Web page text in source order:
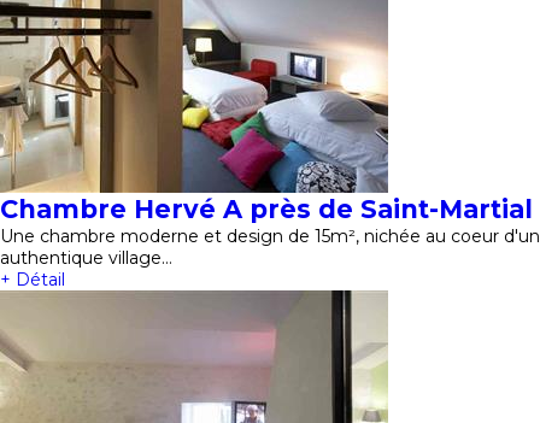
Chambre Hervé A près de Saint-Martial
Une chambre moderne et design de 15m², nichée au coeur d'un
authentique village…
+ Détail